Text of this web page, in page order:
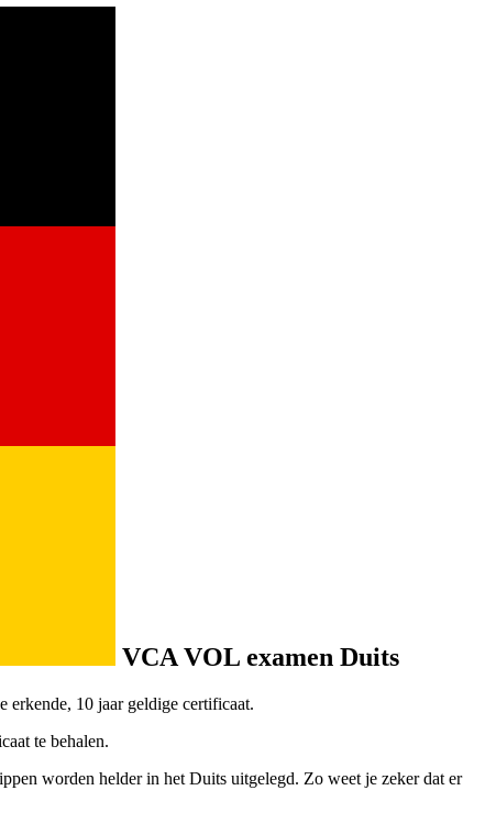
VCA VOL examen Duits
erkende, 10 jaar geldige certificaat.
te behalen.
worden helder in het Duits uitgelegd. Zo weet je zeker dat er